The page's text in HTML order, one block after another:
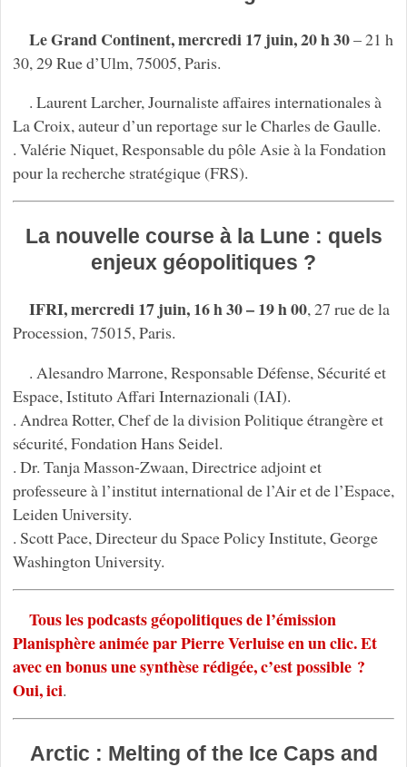
Le Grand Continent, mercredi 17 juin, 20 h 30– 21 h
30, 29 Rue d’Ulm, 75005, Paris.
. Laurent Larcher, Journaliste affaires internationales à
La Croix, auteur d’un reportage sur le Charles de Gaulle.
. Valérie Niquet, Responsable du pôle Asie à la Fondation
pour la recherche stratégique (FRS).
La nouvelle course à la Lune : quels
enjeux géopolitiques ?
IFRI, mercredi 17 juin, 16 h 30 – 19 h 00, 27 rue de la
Procession, 75015, Paris.
. Alesandro Marrone, Responsable Défense, Sécurité et
Espace, Istituto Affari Internazionali (IAI).
. Andrea Rotter, Chef de la division Politique étrangère et
sécurité, Fondation Hans Seidel.
. Dr. Tanja Masson-Zwaan, Directrice adjoint et
professeure à l’institut international de l’Air et de l’Espace,
Leiden University.
. Scott Pace, Directeur du Space Policy Institute, George
Washington University.
Tous les podcasts géopolitiques de l’émission
Planisphère animée par Pierre Verluise en un clic. Et
avec en bonus une synthèse rédigée, c’est possible ?
Oui, ici.
Arctic : Melting of the Ice Caps and